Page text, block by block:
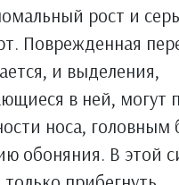
рост и
Поврежденная
и выделения,
в ней, могут
носа, головным
обоняния. В этой